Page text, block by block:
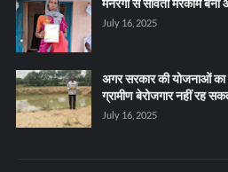
मनरेगा से सविता मरकाम बनीं
July 16, 2025
अगर सरकार की योजनाओं का
ग्रामीण बेरोजगार नहीं रह
July 16, 2025